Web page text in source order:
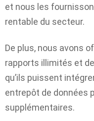
et nous les
rentable du secteur.
De plus, nous avons
rapports illimités et
qu’ils puissent
entrepôt de données
supplémentaires.